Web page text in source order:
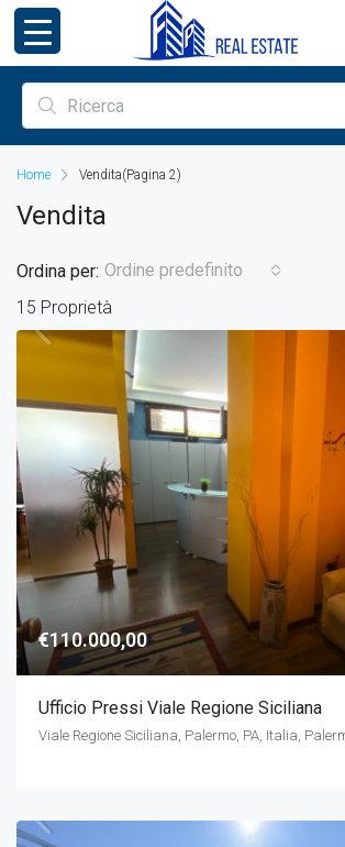
Home Vendita(Pagina 2)
Vendita
15 Proprietà
Ordina per: Ordine predefinito
€110.000,00
Ufficio Pressi Viale Regione Siciliana
Viale Regione Siciliana, Palermo, PA, Italia,